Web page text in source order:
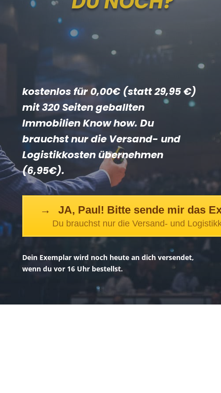
kostenlos für 0,00€ (statt 29,95 €)
mit 320 Seiten geballten
Immobilien Know how. Du
brauchst nur die Versand- und
Logistikkosten übernehmen
(6,95€).
JA, Paul! Bitte sende mir das
Du brauchst nur die Versand- und
Dein Exemplar wird noch heute an dich versendet,
wenn du vor 16 Uhr bestellst.